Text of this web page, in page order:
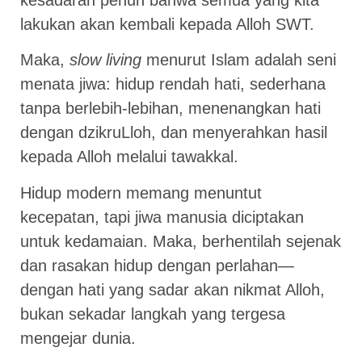
lakukan akan kembali kepada Alloh SWT.
Maka, slow living menurut Islam adalah seni
menata jiwa: hidup rendah hati, sederhana
tanpa berlebih-lebihan, menenangkan hati
dengan dzikruLloh, dan menyerahkan hasil
kepada Alloh melalui tawakkal.
Hidup modern memang menuntut
kecepatan, tapi jiwa manusia diciptakan
untuk kedamaian. Maka, berhentilah sejenak
dan rasakan hidup dengan perlahan—
dengan hati yang sadar akan nikmat Alloh,
bukan sekadar langkah yang tergesa
mengejar dunia.